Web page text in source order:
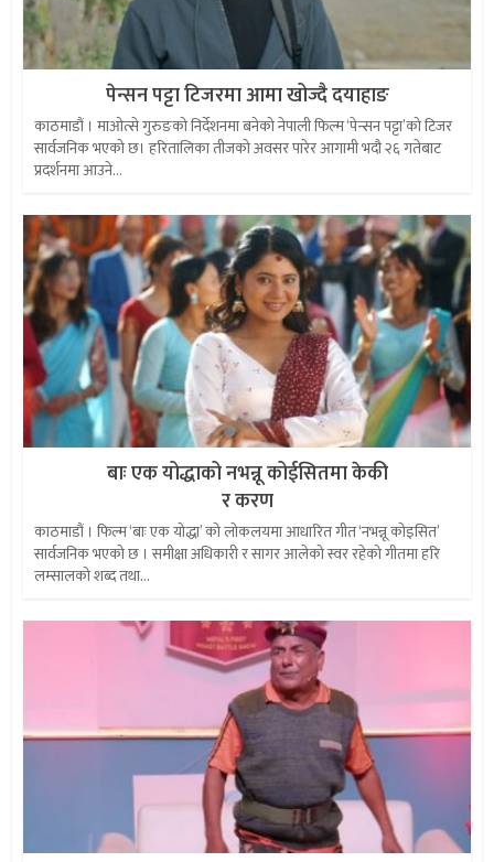
पेन्सन पट्टा टिजरमा आमा खोज्दै दयाहाङ
काठमाडौं । माओत्से गुरुङको निर्देशनमा बनेको नेपाली फिल्म ‘पेन्सन पट्टा’को टिजर
सार्वजनिक भएको छ। हरितालिका तीजको अवसर पारेर आगामी भदौ २६ गतेबाट
प्रदर्शनमा आउने...
बाः एक योद्धाको नभन्नू कोईसितमा केकी
र करण
काठमाडौं । फिल्म ‘बाः एक योद्धा’ को लोकलयमा आधारित गीत ‘नभन्नू कोइसित’
सार्वजनिक भएको छ । समीक्षा अधिकारी र सागर आलेको स्वर रहेको गीतमा हरि
लम्सालको शब्द तथा...